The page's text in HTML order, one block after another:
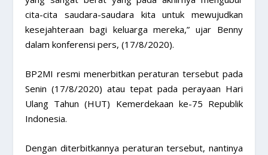
cita-cita saudara-saudara kita untuk mewujudkan
kesejahteraan bagi keluarga mereka,” ujar Benny
dalam konferensi pers, (17/8/2020).
BP2MI resmi menerbitkan peraturan tersebut pada
Senin (17/8/2020) atau tepat pada perayaan Hari
Ulang Tahun (HUT) Kemerdekaan ke-75 Republik
Indonesia.
Dengan diterbitkannya peraturan tersebut, nantinya